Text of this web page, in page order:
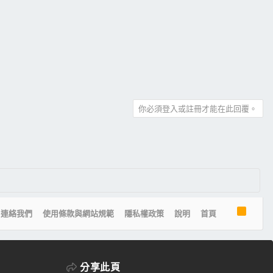
你必須登入或註冊才能在此回覆。
連絡我們 使用條款與網站規範 隱私權政策 說明 首頁
分享此頁